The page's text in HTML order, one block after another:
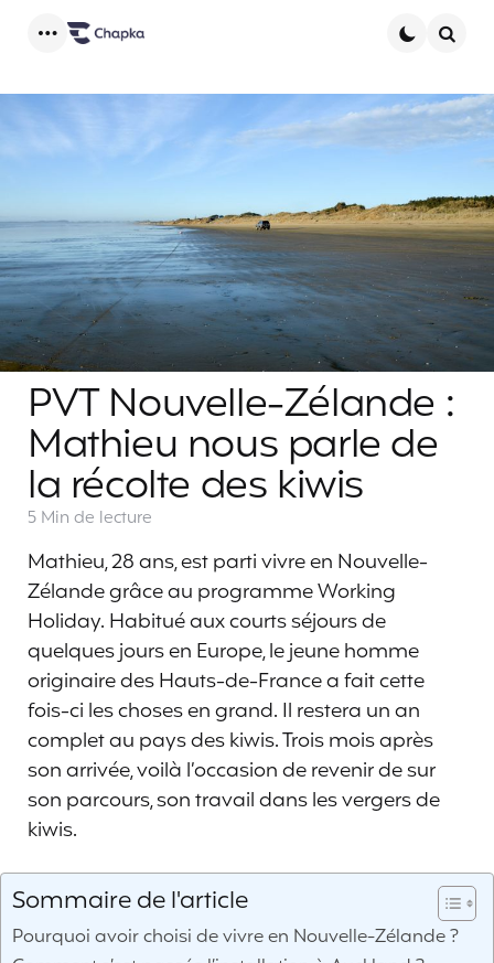
PVT Nouvelle-Zélande :
Mathieu nous parle de
la récolte des kiwis
5 Min de lecture
Mathieu, 28 ans, est parti vivre en Nouvelle-
Zélande grâce au programme Working
Holiday. Habitué aux courts séjours de
quelques jours en Europe, le jeune homme
originaire des Hauts-de-France a fait cette
fois-ci les choses en grand. Il restera un an
complet au pays des kiwis. Trois mois après
son arrivée, voilà l’occasion de revenir de sur
son parcours, son travail dans les vergers de
kiwis.
Sommaire de l'article
Pourquoi avoir choisi de vivre en Nouvelle-Zélande ?